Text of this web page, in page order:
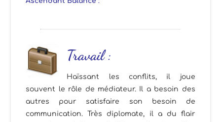
Travail:
Haïssant les conflits, il joue
souvent le rôle de médiateur. Il a besoin des
autres pour satisfaire son besoin de
communication. Très diplomate, il a du flair